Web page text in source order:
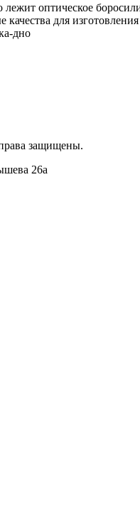
лежит оптическое
для
дно
защищены.
26а